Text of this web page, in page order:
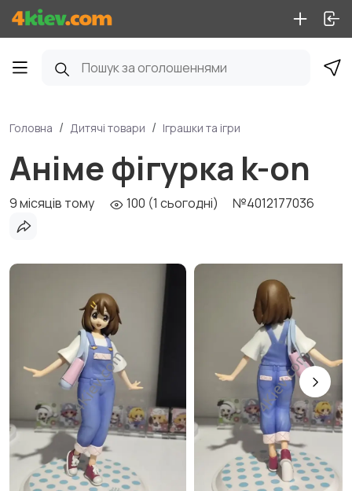
Головна Дитячі товари Іграшки та ігри
Аніме фігурка k-on
9 місяців тому 100 (1 сьогодні) №4012177036